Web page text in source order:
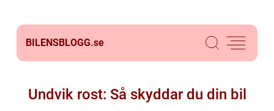
BILENSBLOGG.se
Undvik rost: Så skyddar du din bil